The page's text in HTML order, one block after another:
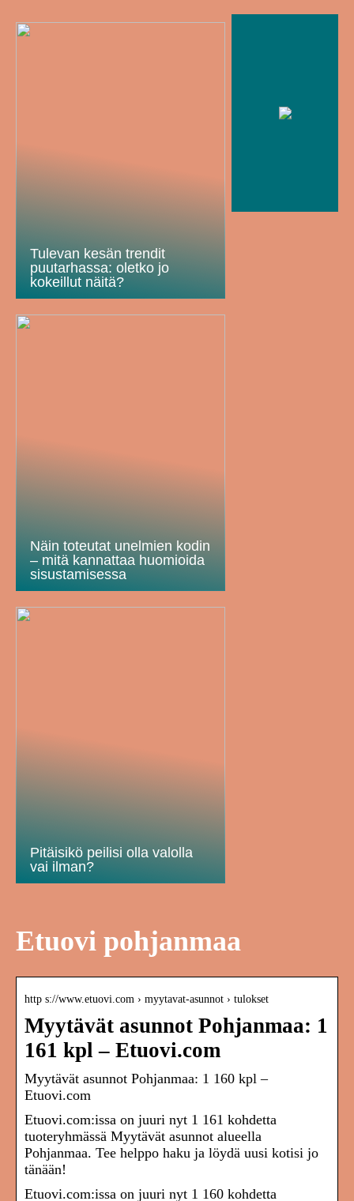
Tulevan kesän trendit
puutarhassa: oletko jo
kokeillut näitä?
Näin toteutat unelmien kodin
– mitä kannattaa huomioida
sisustamisessa
Pitäisikö peilisi olla valolla
vai ilman?
Etuovi pohjanmaa
http s://www.etuovi.com › myytavat-asunnot › tulokset
Myytävät asunnot Pohjanmaa: 1
161 kpl – Etuovi.com
Myytävät asunnot Pohjanmaa: 1 160 kpl –
Etuovi.com
Etuovi.com:issa on juuri nyt 1 161 kohdetta
tuoteryhmässä Myytävät asunnot alueella
Pohjanmaa. Tee helppo haku ja löydä uusi kotisi jo
tänään!
Etuovi.com:issa on juuri nyt 1 160 kohdetta